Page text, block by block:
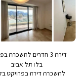
דירה 3 חדרים להשכרה
בלו תל אביב
להשכרה דירה בפרויקט